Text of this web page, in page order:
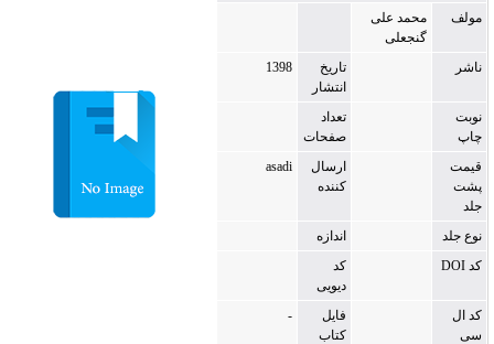
مولف
محمد علی
گنجعلی
ناشر
تاریخ
انتشار
1398
نوبت
چاپ
تعداد
صفحات
قیمت
پشت
جلد
ارسال
کننده
asadi
نوع جلد
اندازه
کد DOI
کد
دیویی
کد ال
سی
فایل
کتاب